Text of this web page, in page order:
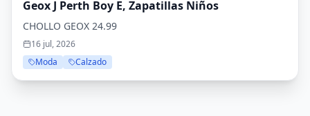
Geox J Perth Boy E, Zapatillas Niños
CHOLLO GEOX 24.99
16 jul, 2026
Moda
Calzado